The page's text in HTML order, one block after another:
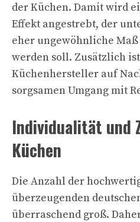
der Küchen. Damit wird
Effekt angestrebt, der
eher ungewöhnliche
werden soll. Zusätzlich
Küchenhersteller auf
sorgsamen Umgang mit
Individualität und
Küchen
Die Anzahl der
überzeugenden
überraschend groß.